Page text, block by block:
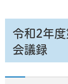
2年度第4回柏市通学
令和2年
会議録